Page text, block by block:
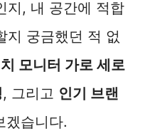
지, 내 공간에 적합
지 궁금했던 적 없
모니터 가로 세로
, 그리고 인기 브랜
겠습니다.